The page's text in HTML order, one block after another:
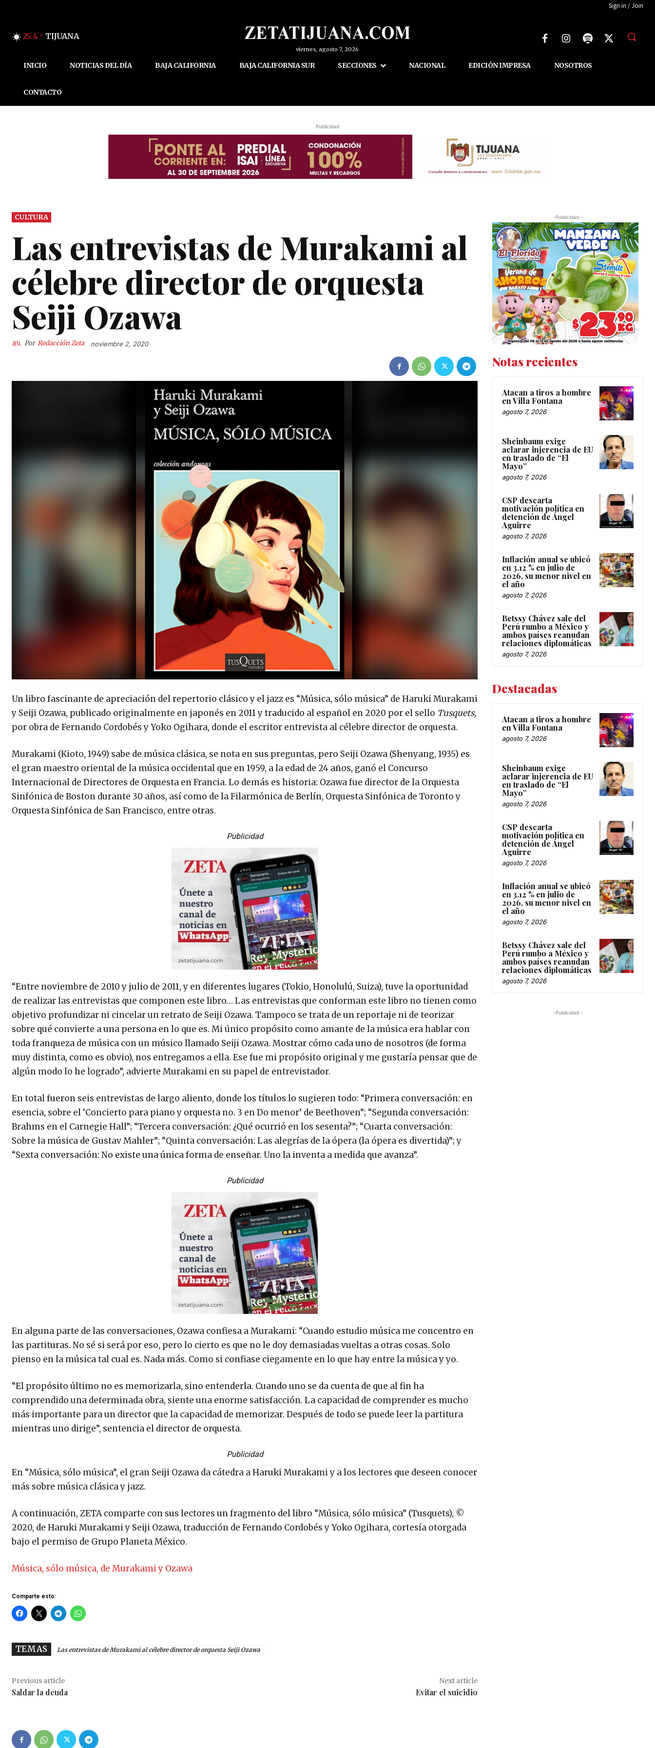
Sign in / Join
25.4 C TIJUANA
viernes, agosto 7, 2026
INICIO NOTICIAS DEL DÍA BAJA CALIFORNIA BAJA CALIFORNIA SUR SECCIONES NACIONAL EDICIÓN IMPRESA NOSOTROS
CONTACTO
Publicidad
CULTURA
Las entrevistas de Murakami al
célebre director de orquesta
Seiji Ozawa
Por Redacción Zeta noviembre 2, 2020
Un libro fascinante de apreciación del repertorio clásico y el jazz es “Música, sólo música” de Haruki Murakami
y Seiji Ozawa, publicado originalmente en japonés en 2011 y traducido al español en 2020 por el sello Tusquets,
por obra de Fernando Cordobés y Yoko Ogihara, donde el escritor entrevista al célebre director de orquesta.
Murakami (Kioto, 1949) sabe de música clásica, se nota en sus preguntas, pero Seiji Ozawa (Shenyang, 1935) es
el gran maestro oriental de la música occidental que en 1959, a la edad de 24 años, ganó el Concurso
Internacional de Directores de Orquesta en Francia. Lo demás es historia: Ozawa fue director de la Orquesta
Sinfónica de Boston durante 30 años, así como de la Filarmónica de Berlín, Orquesta Sinfónica de Toronto y
Orquesta Sinfónica de San Francisco, entre otras.
Publicidad
“Entre noviembre de 2010 y julio de 2011, y en diferentes lugares (Tokio, Honolulú, Suiza), tuve la oportunidad
de realizar las entrevistas que componen este libro… Las entrevistas que conforman este libro no tienen como
objetivo profundizar ni cincelar un retrato de Seiji Ozawa. Tampoco se trata de un reportaje ni de teorizar
sobre qué convierte a una persona en lo que es. Mi único propósito como amante de la música era hablar con
toda franqueza de música con un músico llamado Seiji Ozawa. Mostrar cómo cada uno de nosotros (de forma
muy distinta, como es obvio), nos entregamos a ella. Ese fue mi propósito original y me gustaría pensar que de
algún modo lo he logrado”, advierte Murakami en su papel de entrevistador.
En total fueron seis entrevistas de largo aliento, donde los títulos lo sugieren todo: “Primera conversación: en
esencia, sobre el ‘Concierto para piano y orquesta no. 3 en Do menor’ de Beethoven”; “Segunda conversación:
Brahms en el Carnegie Hall”; “Tercera conversación: ¿Qué ocurrió en los sesenta?”; “Cuarta conversación:
Sobre la música de Gustav Mahler”; “Quinta conversación: Las alegrías de la ópera (la ópera es divertida)”; y
“Sexta conversación: No existe una única forma de enseñar. Uno la inventa a medida que avanza”.
Publicidad
En alguna parte de las conversaciones, Ozawa confiesa a Murakami: “Cuando estudio música me concentro en
las partituras. No sé si será por eso, pero lo cierto es que no le doy demasiadas vueltas a otras cosas. Solo
pienso en la música tal cual es. Nada más. Como si confiase ciegamente en lo que hay entre la música y yo.
“El propósito último no es memorizarla, sino entenderla. Cuando uno se da cuenta de que al fin ha
comprendido una determinada obra, siente una enorme satisfacción. La capacidad de comprender es mucho
más importante para un director que la capacidad de memorizar. Después de todo se puede leer la partitura
mientras uno dirige”, sentencia el director de orquesta.
Publicidad
En “Música, sólo música”, el gran Seiji Ozawa da cátedra a Haruki Murakami y a los lectores que deseen conocer
más sobre música clásica y jazz.
A continuación, ZETA comparte con sus lectores un fragmento del libro “Música, sólo música” (Tusquets), ©
2020, de Haruki Murakami y Seiji Ozawa, traducción de Fernando Cordobés y Yoko Ogihara, cortesía otorgada
bajo el permiso de Grupo Planeta México.
Música, sólo música, de Murakami y Ozawa
Comparte esto:
TEMAS Las entrevistas de Murakami al célebre director de orquesta Seiji Ozawa
Previous article
Saldar la deuda
Next article
Evitar el suicidio
-Publicidad -
Notas recientes
Atacan a tiros a hombre
en Villa Fontana
agosto 7, 2026
Sheinbaum exige
aclarar injerencia de EU
en traslado de “El
Mayo”
agosto 7, 2026
CSP descarta
motivación política en
detención de Ángel
Aguirre
agosto 7, 2026
Inflación anual se ubicó
en 3.12 % en julio de
2026, su menor nivel en
el año
agosto 7, 2026
Betssy Chávez sale del
Perú rumbo a México y
ambos países reanudan
relaciones diplomáticas
agosto 7, 2026
Destacadas
Atacan a tiros a hombre
en Villa Fontana
agosto 7, 2026
Sheinbaum exige
aclarar injerencia de EU
en traslado de “El
Mayo”
agosto 7, 2026
CSP descarta
motivación política en
detención de Ángel
Aguirre
agosto 7, 2026
Inflación anual se ubicó
en 3.12 % en julio de
2026, su menor nivel en
el año
agosto 7, 2026
Betssy Chávez sale del
Perú rumbo a México y
ambos países reanudan
relaciones diplomáticas
agosto 7, 2026
-Publicidad -